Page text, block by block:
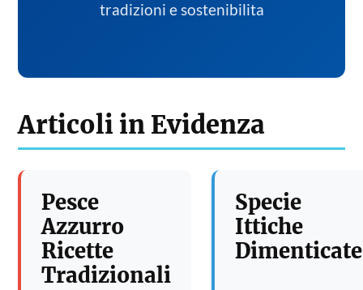
tradizioni e sostenibilita
Articoli in Evidenza
Pesce
Azzurro
Ricette
Tradizionali
Specie
Ittiche
Dimenticate